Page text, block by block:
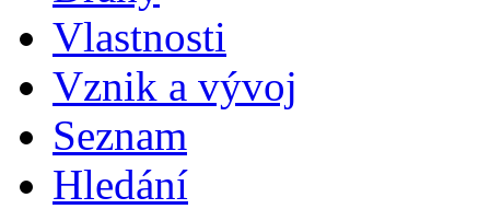
Vlastnosti
Vznik a vývoj
Seznam
Hledání